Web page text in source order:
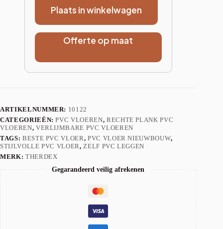
Plaats in winkelwagen
Offerte op maat
ARTIKELNUMMER: 10122
CATEGORIEËN:PVC VLOEREN, RECHTE PLANK PVC
VLOEREN, VERLIJMBARE PVC VLOEREN
TAGS: BESTE PVC VLOER, PVC VLOER NIEUWBOUW,
STIJLVOLLE PVC VLOER, ZELF PVC LEGGEN
MERK: THERDEX
Gegarandeerd veilig afrekenen